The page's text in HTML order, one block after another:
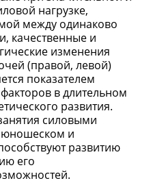
нагрузке,
между одинаково
качественные и
изменения
(правой, левой)
показателем
в длительном
развития.
силовыми
юношеском и
развитию
его